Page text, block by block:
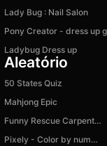
Lady Bug : Nail Salon
Ladybug Dress up
Aleatório
50 States Quiz
Mahjong Epic
Funny Rescue Carpenter
Pixely - Color by number